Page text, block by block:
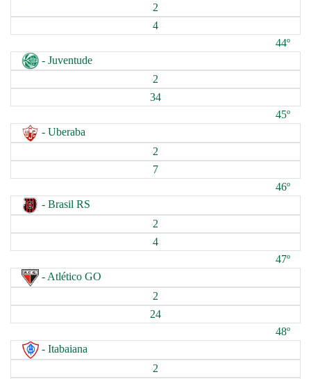
2
4
44º
- Juventude
2
34
45º
- Uberaba
2
7
46º
- Brasil RS
2
4
47º
- Atlético GO
2
24
48º
- Itabaiana
2